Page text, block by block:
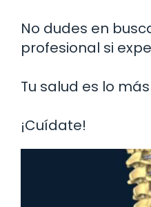
No dudes en
profesional si
Tu salud es lo
¡Cuídate!